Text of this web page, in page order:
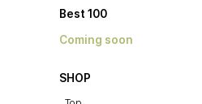
Best 100
Coming soon
SHOP